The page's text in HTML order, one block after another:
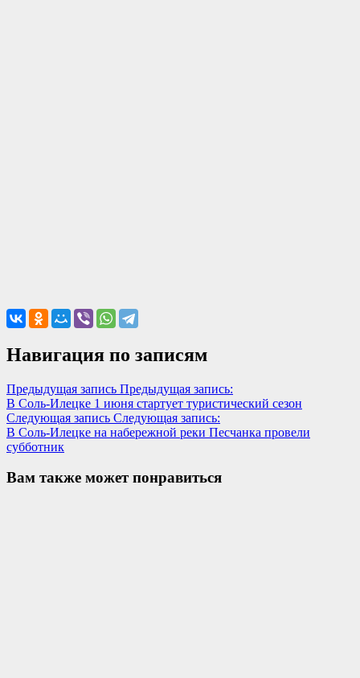
Навигация по записям
Предыдущая запись Предыдущая запись:
В Соль-Илецке 1 июня стартует туристический сезон
Следующая запись Следующая запись:
В Соль-Илецке на набережной реки Песчанка провели
субботник
Вам также может понравиться